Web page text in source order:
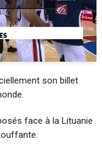
son billet
face à la Lituanie